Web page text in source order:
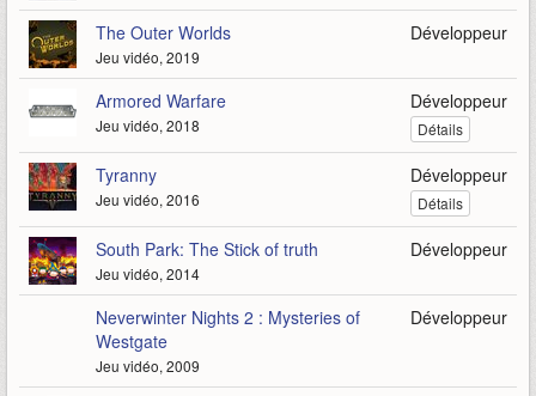
The Outer Worlds
Jeu vidéo, 2019
Développeur
Armored Warfare
Jeu vidéo, 2018
Développeur
Détails
Tyranny
Jeu vidéo, 2016
Développeur
Détails
South Park: The Stick of truth
Jeu vidéo, 2014
Développeur
Neverwinter Nights 2 : Mysteries of
Westgate
Jeu vidéo, 2009
Développeur